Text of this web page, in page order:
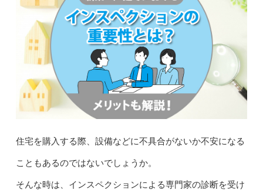
住宅を購入する際、設備などに不具合がないか不安になる
こともあるのではないでしょうか。
そんな時は、インスペクションによる専門家の診断を受け